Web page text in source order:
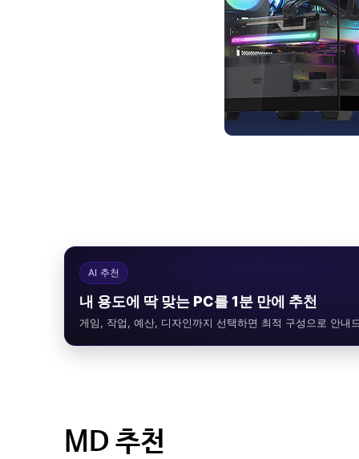
AI 추천
내 용도에 딱 맞는 PC를 1분 만에 추천
게임, 작업, 예산, 디자인까지 선택하면 최적 구성으로 안내
MD 추천